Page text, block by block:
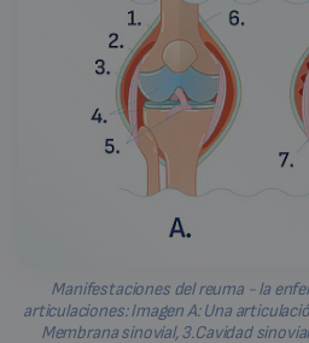
Manifestaciones del reuma - la
articulaciones: Imagen A: Una
Membrana sinovial, 3.Cavidad